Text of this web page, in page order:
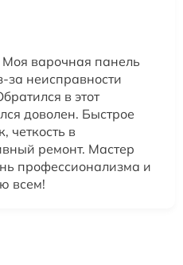
варочная панель
за неисправности
в этот
доволен. Быстрое
четкость в
ремонт. Мастер
профессионализма и
всем!